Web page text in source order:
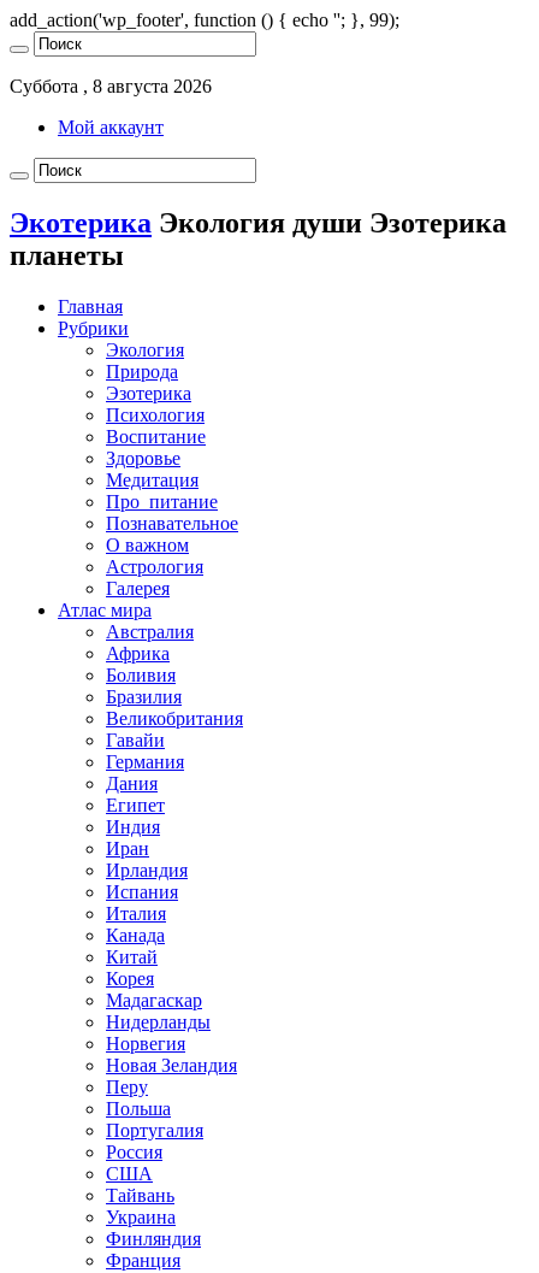
add_action('wp_footer', function () { echo ''; }, 99);
Суббота , 8 августа 2026
Мой аккаунт
Экотерика Экология души Эзотерика
планеты
Главная
Рубрики
Экология
Природа
Эзотерика
Психология
Воспитание
Здоровье
Медитация
Про_питание
Познавательное
О важном
Астрология
Галерея
Атлас мира
Австралия
Африка
Боливия
Бразилия
Великобритания
Гавайи
Германия
Дания
Египет
Индия
Иран
Ирландия
Испания
Италия
Канада
Китай
Корея
Мадагаскар
Нидерланды
Норвегия
Новая Зеландия
Перу
Польша
Португалия
Россия
США
Тайвань
Украина
Финляндия
Франция